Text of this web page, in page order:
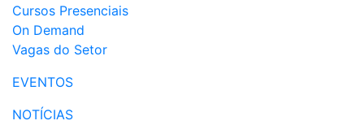
Cursos Presenciais
On Demand
Vagas do Setor
EVENTOS
NOTÍCIAS